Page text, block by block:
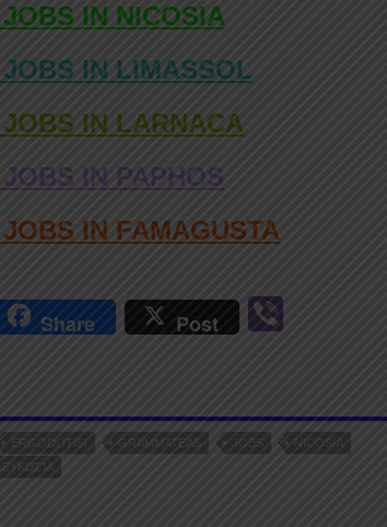
IN NICOSIA
IN LIMASSOL
IN LARNACA
IN PAPHOS
IN FAMAGUSTA
Share Post
ERGODOTISI GRAMMATEAS JOBS
NICOSIA